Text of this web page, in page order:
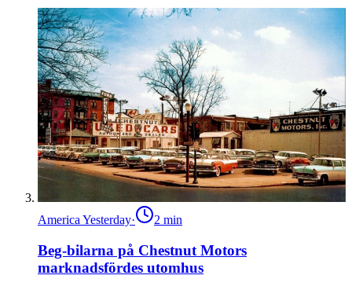
America Yesterday· 2 min
Beg-bilarna på Chestnut Motors
marknadsfördes utomhus